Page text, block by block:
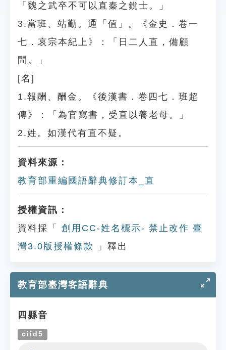
「魏之武卒不可以直秦之銳士。」
3.當班、站勤。通「值」。《金史．卷一
七．哀宗本紀上》：「日二人直，備顧
問。」
[名]
1.報酬、酬金。《後漢書．卷四七．班超
傳》：「為官寫書，受直以養老母。」
2.姓。如漢代有直不疑。
資料來源：
教育部重編國語辭典修訂本_直
授權資訊：
資料採「
創用CC-姓名標示- 禁止改作 臺
灣3.0版授權條款
」釋出
教育部臺灣客語辭典
四縣音
ciid5